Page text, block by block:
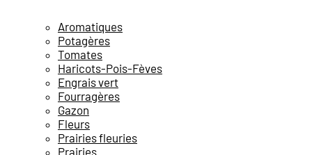
Aromatiques
Potagères
Tomates
Haricots-Pois-Fèves
Engrais vert
Fourragères
Gazon
Fleurs
Prairies fleuries
Prairies